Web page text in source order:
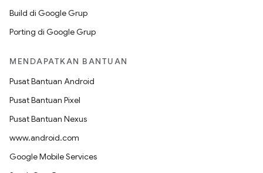
Build di Google Grup
Porting di Google Grup
MENDAPATKAN BANTUAN
Pusat Bantuan Android
Pusat Bantuan Pixel
Pusat Bantuan Nexus
www.android.com
Google Mobile Services